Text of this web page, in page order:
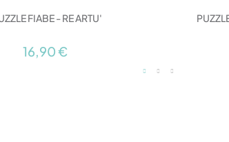
FIABE - RE ARTU'
16,90 €